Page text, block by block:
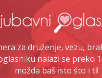
za druženje, vezu,
nalazi se preko
možda baš isto što i ti!